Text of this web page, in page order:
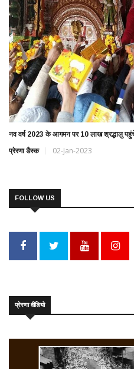
नव वर्ष 2023 के आगमन पर 10 लाख श्रद्धालु
प्रेरणा डैस्क 02-Jan-2023
FOLLOW US
प्रेरणा वीडियो